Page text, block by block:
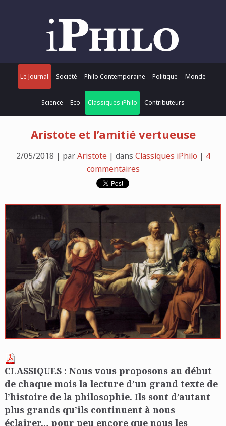
Le Journal Société Philo Contemporaine Politique Monde
Science Eco Classiques iPhilo Contributeurs
Aristote et l’amitié vertueuse
2/05/2018 | parAristote| dans Classiques iPhilo | 4
commentaires
CLASSIQUES : Nous vous proposons au début
de chaque mois la lecture d’un grand texte de
l’histoire de la philosophie. Ils sont d’autant
plus grands qu’ils continuent à nous
éclairer… pour peu encore que nous les